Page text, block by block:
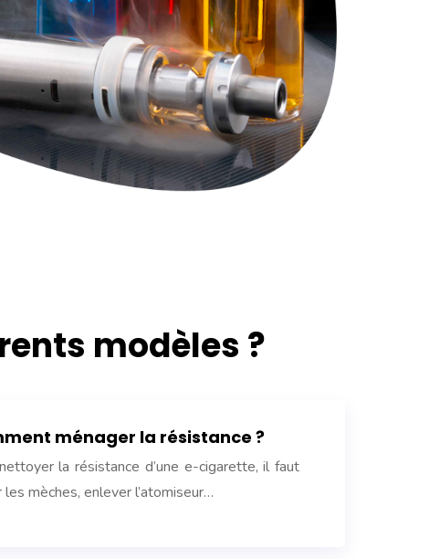
modèles ?
ménager la résistance ?
la résistance d’une e-cigarette, il faut
mèches, enlever l’atomiseur…